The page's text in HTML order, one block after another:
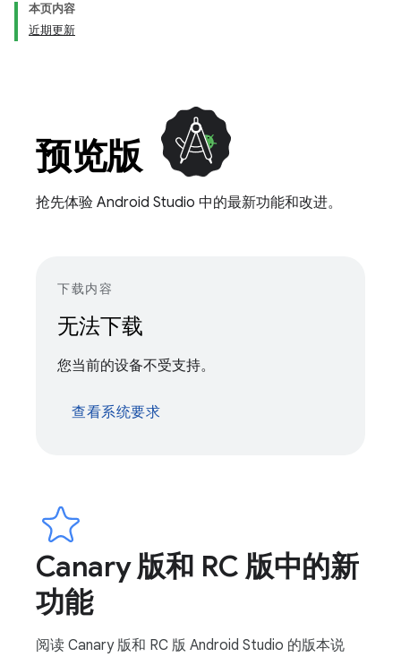
本页内容
近期更新
预览版
抢先体验 Android Studio 中的最新功能和改进。
下载内容
无法下载
您当前的设备不受支持。
查看系统要求
Canary 版和 RC 版中的新
功能
阅读 Canary 版和 RC 版 Android Studio 的版本说